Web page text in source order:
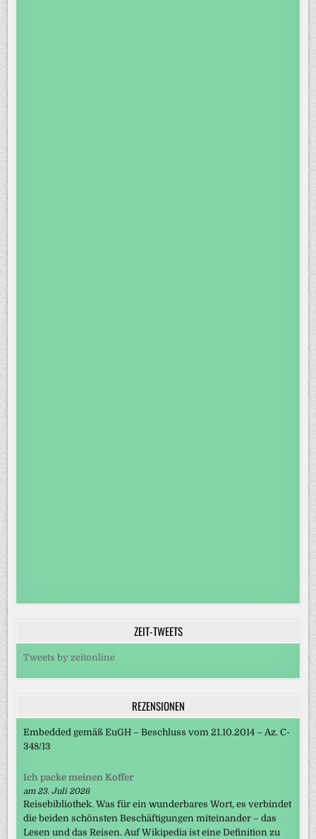
ZEIT-TWEETS
Tweets by zeitonline
REZENSIONEN
Embedded gemäß EuGH – Beschluss vom 21.10.2014 – Az. C-
348/13
Ich packe meinen Koffer
am 23. Juli 2026
Reisebibliothek. Was für ein wunderbares Wort, es verbindet
die beiden schönsten Beschäftigungen miteinander – das
Lesen und das Reisen. Auf Wikipedia ist eine Definition zu